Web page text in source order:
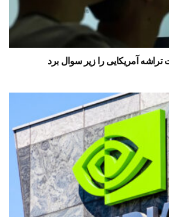
تراشه آمریکایی را زیر سوال برد